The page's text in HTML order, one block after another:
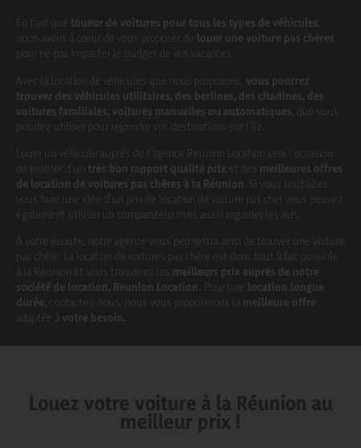
En tant que loueur de voitures pour tous les types de véhicules
nous avons à cœur de vous proposer de louer une voiture pas chères
pour ne pas impacter le budget de vos vacances.
Avec la location de véhicules que nous proposons, vous pourrez
trouver des véhicules utilitaires, des berlines, des citadines, des
voitures familiales, voitures manuelles ou automatiques, que vous
pourrez utiliser pour rejoindre vos destinations sur l’île.
Louer un véhicule auprès de l’agence Reunion Location sera l’occasion
de profiter d’un très bon rapport qualité prix et des meilleures offres
de location de voitures pas chères à la Réunion . Si vous souhaitez
vous faire une idée d’un prix de location de voiture pas cher vous pouvez
également utiliser un comparateur mais aussi regarder les avis.
À votre écoute, notre agence vous permettra ainsi de trouver une voiture
pas chère. La location de voitures pas chère est donc tout à fait possible
à la Réunion et vous trouverez les meilleurs prix auprès de notre
société de location, Reunion Location. Pour une location longue
durée, contactez-nous, nous vous proposerons la meilleure offre
adaptée à votre besoin.
Louez votre voiture à la Réunion au
meilleur prix !​